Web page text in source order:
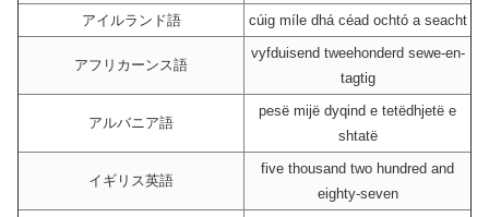
アイルランド語
cúig míle dhá céad ochtó a seacht
アフリカーンス語
vyfduisend tweehonderd sewe-en-
tagtig
アルバニア語
pesë mijë dyqind e tetëdhjetë e
shtatë
イギリス英語
five thousand two hundred and
eighty-seven